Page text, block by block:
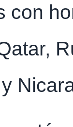
con